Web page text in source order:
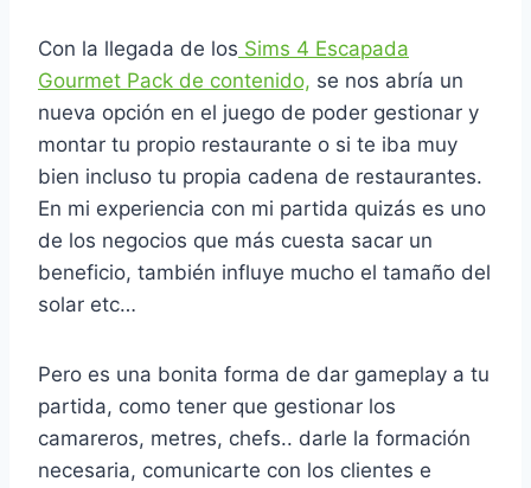
Con la llegada de los Sims 4 Escapada
Gourmet Pack de contenido, se nos abría un
nueva opción en el juego de poder gestionar y
montar tu propio restaurante o si te iba muy
bien incluso tu propia cadena de restaurantes.
En mi experiencia con mi partida quizás es uno
de los negocios que más cuesta sacar un
beneficio, también influye mucho el tamaño del
solar etc…
Pero es una bonita forma de dar gameplay a tu
partida, como tener que gestionar los
camareros, metres, chefs.. darle la formación
necesaria, comunicarte con los clientes e